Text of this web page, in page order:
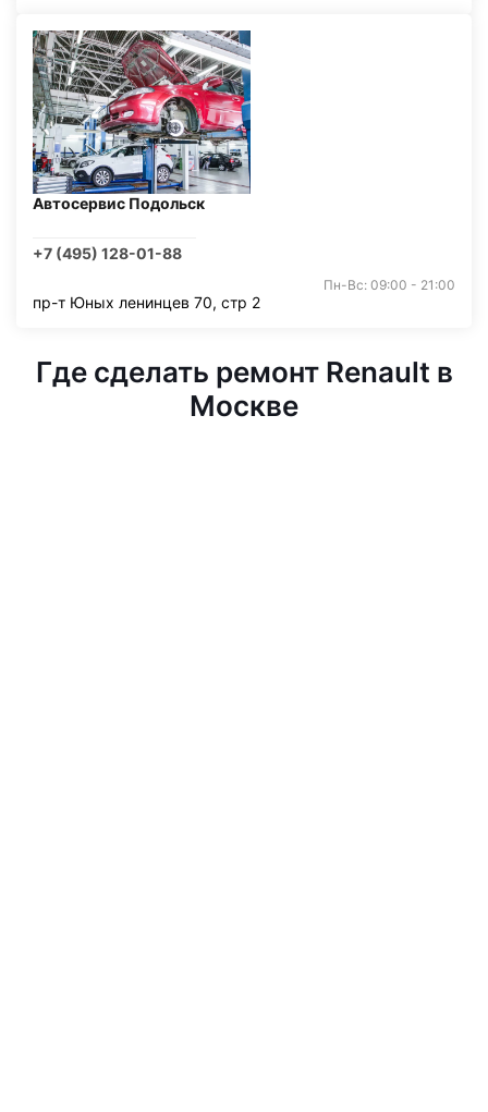
Автосервис Подольск
+7 (495) 128-01-88
Пн-Вс: 09:00 - 21:00
пр-т Юных ленинцев 70, стр 2
Где сделать ремонт Renault в
Москве